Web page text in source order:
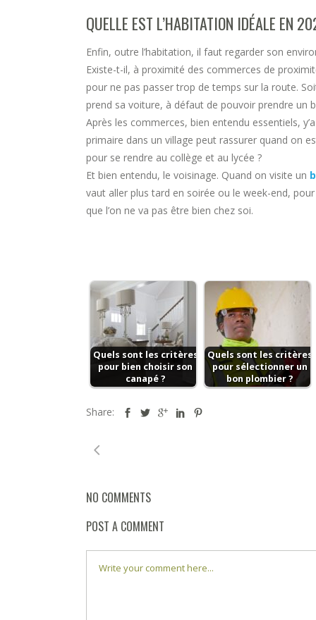
QUELLE EST L’HABITATION IDÉALE EN
Enfin, outre l’habitation, il faut regarder son
Existe-t-il, à proximité des commerces de
pour ne pas passer trop de temps sur la route.
prend sa voiture, à défaut de pouvoir prendre un
Après les commerces, bien entendu essentiels,
primaire dans un village peut rassurer quand on
pour se rendre au collège et au lycée ?
Et bien entendu, le voisinage. Quand on visite un
vaut aller plus tard en soirée ou le week-end,
que l’on ne va pas être bien chez soi.
Quels sont les critères
pour bien choisir son
canapé ?
Quels sont les critères
pour sélectionner un
bon plombier ?
Share:
NO COMMENTS
POST A COMMENT